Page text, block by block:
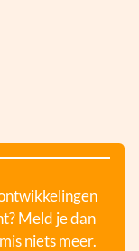
Meld je dan
niets meer.